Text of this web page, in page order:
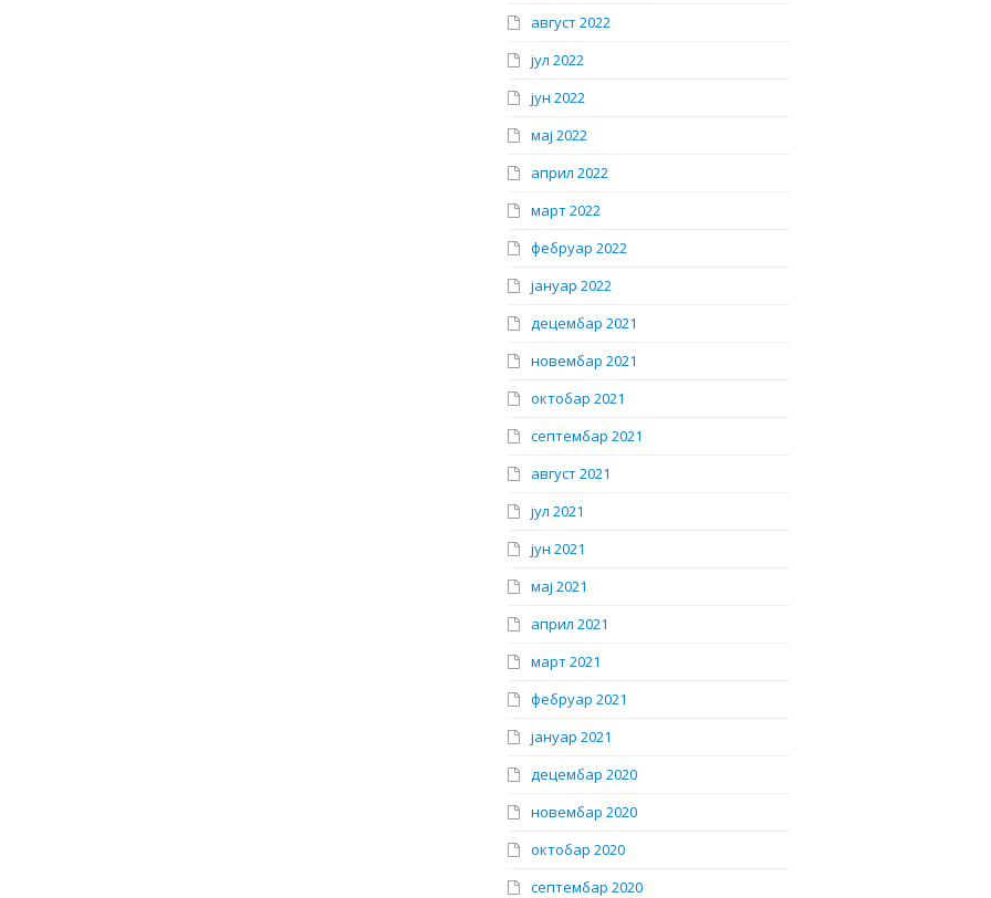
август 2022
јул 2022
јун 2022
мај 2022
април 2022
март 2022
фебруар 2022
јануар 2022
децембар 2021
новембар 2021
октобар 2021
септембар 2021
август 2021
јул 2021
јун 2021
мај 2021
април 2021
март 2021
фебруар 2021
јануар 2021
децембар 2020
новембар 2020
октобар 2020
септембар 2020